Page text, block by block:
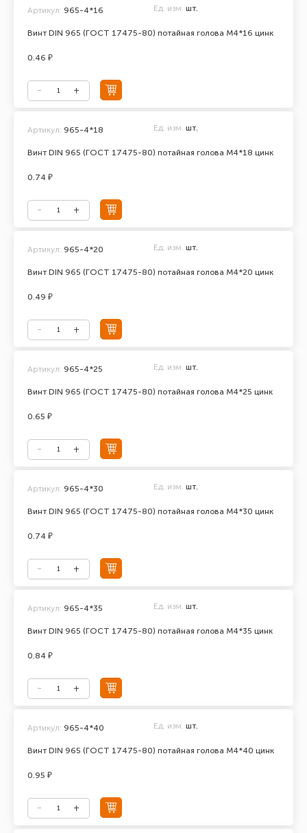
Винт DIN 965 (ГОСТ 17475-80) потайная голова М4*16 цинк
Артикул: 965-4*16 Ед. изм. шт.
0.46 ₽
Винт DIN 965 (ГОСТ 17475-80) потайная голова М4*18 цинк
Артикул: 965-4*18 Ед. изм. шт.
0.74 ₽
Винт DIN 965 (ГОСТ 17475-80) потайная голова М4*20 цинк
Артикул: 965-4*20 Ед. изм. шт.
0.49 ₽
Винт DIN 965 (ГОСТ 17475-80) потайная голова М4*25 цинк
Артикул: 965-4*25 Ед. изм. шт.
0.65 ₽
Винт DIN 965 (ГОСТ 17475-80) потайная голова М4*30 цинк
Артикул: 965-4*30 Ед. изм. шт.
0.74 ₽
Винт DIN 965 (ГОСТ 17475-80) потайная голова М4*35 цинк
Артикул: 965-4*35 Ед. изм. шт.
0.84 ₽
Винт DIN 965 (ГОСТ 17475-80) потайная голова М4*40 цинк
Артикул: 965-4*40 Ед. изм. шт.
0.95 ₽